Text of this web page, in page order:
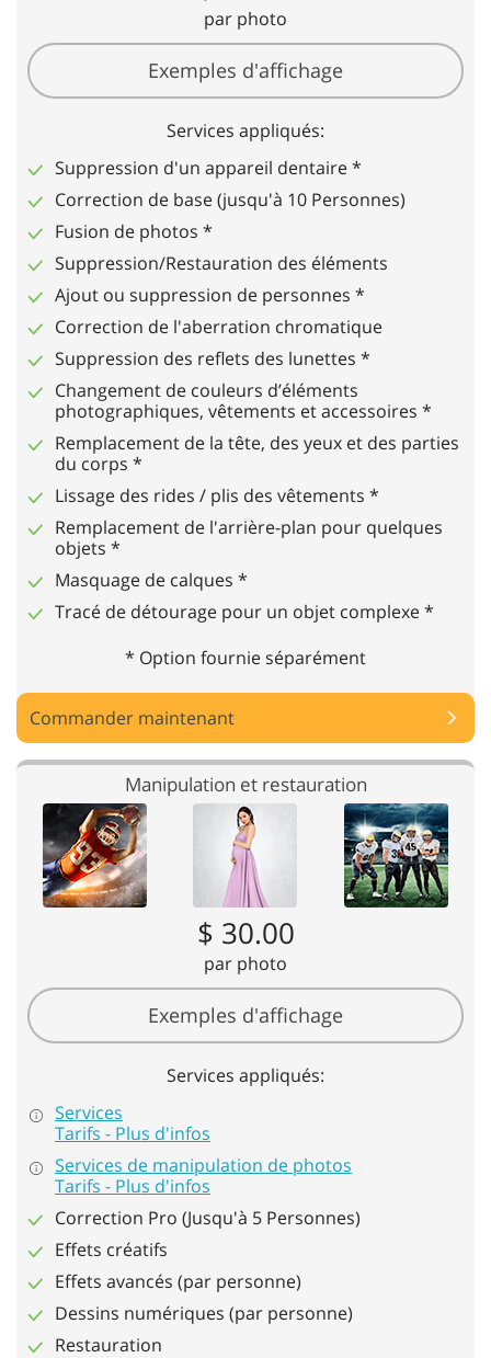
par photo
Exemples d'affichage
Services appliqués:
Suppression d'un appareil dentaire *
Correction de base (jusqu'à 10 Personnes)
Fusion de photos *
Suppression/Restauration des éléments
Ajout ou suppression de personnes *
Correction de l'aberration chromatique
Suppression des reflets des lunettes *
Changement de couleurs d’éléments
photographiques, vêtements et accessoires *
Remplacement de la tête, des yeux et des parties
du corps *
Lissage des rides / plis des vêtements *
Remplacement de l'arrière-plan pour quelques
objets *
Masquage de calques *
Tracé de détourage pour un objet complexe *
* Option fournie séparément
Commander maintenant
Manipulation et restauration
$ 30.00
par photo
Exemples d'affichage
Services appliqués:
Services
Tarifs - Plus d'infos
Services de manipulation de photos
Tarifs - Plus d'infos
Correction Pro (Jusqu'à 5 Personnes)
Effets créatifs
Effets avancés (par personne)
Dessins numériques (par personne)
Restauration